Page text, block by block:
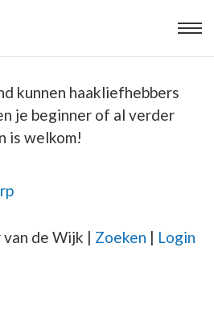
kunnen haakliefhebbers
je beginner of al verder
is welkom!
de Wijk | Zoeken | Login